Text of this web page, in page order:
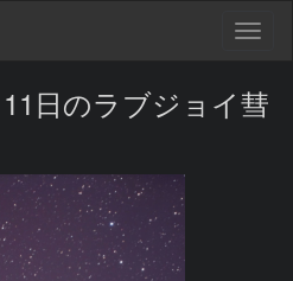
日のラブジョイ彗